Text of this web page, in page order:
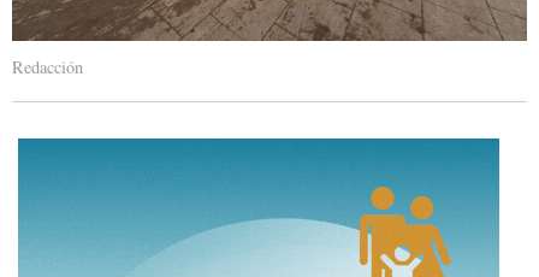
Redacción